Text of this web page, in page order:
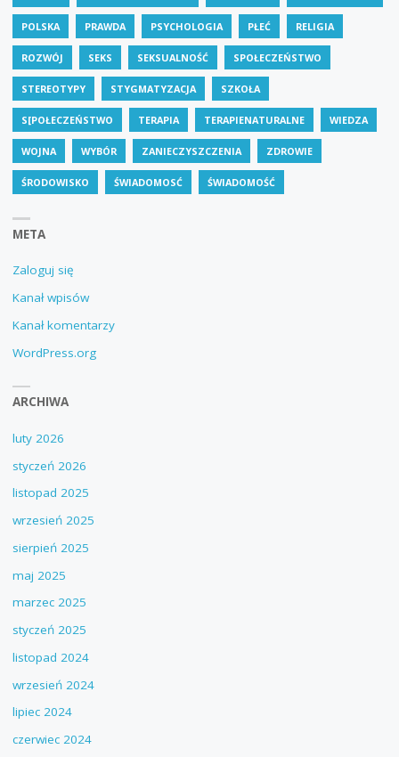
POLSKA PRAWDA PSYCHOLOGIA PŁEĆ RELIGIA
ROZWÓJ SEKS SEKSUALNOŚĆ SPOŁECZEŃSTWO
STEREOTYPY STYGMATYZACJA SZKOŁA
S[POŁECZEŃSTWO TERAPIA TERAPIENATURALNE WIEDZA
WOJNA WYBÓR ZANIECZYSZCZENIA ZDROWIE
ŚRODOWISKO ŚWIADOMOSĆ ŚWIADOMOŚĆ
META
Zaloguj się
Kanał wpisów
Kanał komentarzy
WordPress.org
ARCHIWA
luty 2026
styczeń 2026
listopad 2025
wrzesień 2025
sierpień 2025
maj 2025
marzec 2025
styczeń 2025
listopad 2024
wrzesień 2024
lipiec 2024
czerwiec 2024